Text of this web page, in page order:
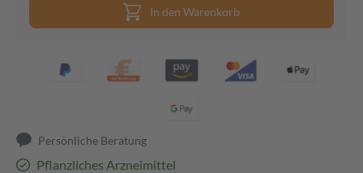
In den Warenkorb
Persönliche Beratung
Pflanzliches Arzneimittel